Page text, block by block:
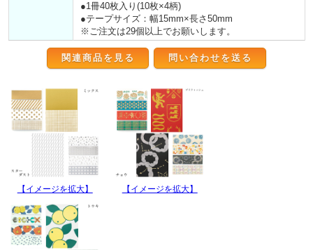
●1冊40枚入り(10枚×4柄)
●テープサイズ：幅15mm×長さ50mm
※ご注文は29個以上でお願いします。
関連商品を見る
【イメージを拡大】 【イメージを拡大】